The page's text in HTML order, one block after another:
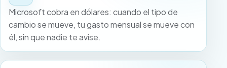
Microsoft cobra en dólares: cuando el tipo de
cambio se mueve, tu gasto mensual se mueve con
él, sin que nadie te avise.